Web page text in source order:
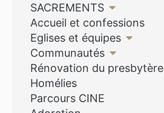
SACREMENTS
Accueil et confessions
Eglises et équipes
Communautés
Rénovation du presbytère
Homélies
Parcours CINE